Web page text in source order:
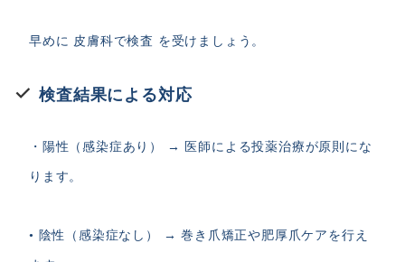
早めに 皮膚科で検査 を受けましょう。
検査結果による対応
・陽性（感染症あり） → 医師 による投薬治療が原則 にな
ります。
• 陰性（感染症なし） → 巻き爪矯正や肥厚爪ケアを行え